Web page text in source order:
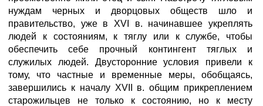
нуждам черных и дворцовых обществ шло и
правительство, уже в XVI в. начинавшее укреплять
людей к состояниям, к тяглу или к службе, чтобы
обеспечить себе прочный контингент тяглых и
служилых людей. Двусторонние условия привели к
тому, что частные и временные меры, обобщаясь,
завершились к началу XVII в. общим прикреплением
старожильцев не только к состоянию, но к месту